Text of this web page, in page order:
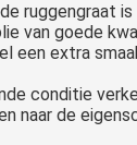
ruggengraat
van goede
een extra
conditie
naar de